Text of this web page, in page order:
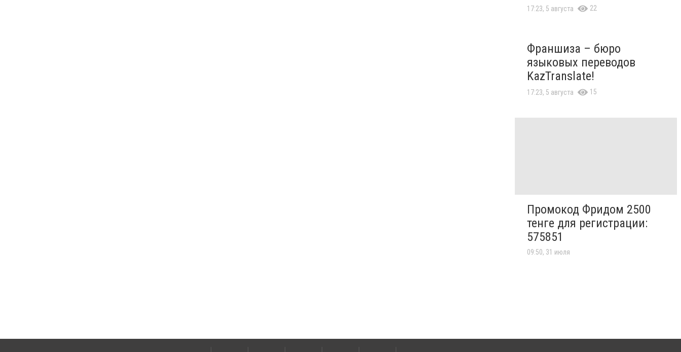
17:23, 5 августа 22
Франшиза – бюро
языковых переводов
KazTranslate!
17:23, 5 августа 15
Промокод Фридом 2500
тенге для регистрации:
575851
09:50, 31 июля